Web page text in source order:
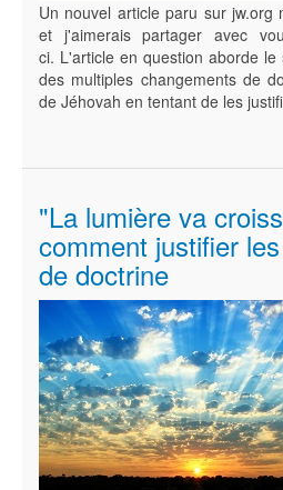
Un nouvel article paru sur jw.org
et j'aimerais partager avec
ci. L'article en question aborde
des multiples changements de
de Jéhovah en tentant de les
"La lumière va
comment justifier
de doctrine